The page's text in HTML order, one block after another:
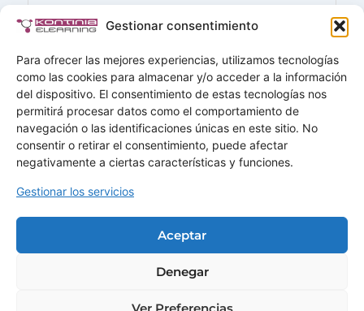
Gestionar consentimiento
Para ofrecer las mejores experiencias, utilizamos tecnologías
como las cookies para almacenar y/o acceder a la información
del dispositivo. El consentimiento de estas tecnologías nos
permitirá procesar datos como el comportamiento de
navegación o las identificaciones únicas en este sitio. No
consentir o retirar el consentimiento, puede afectar
negativamente a ciertas características y funciones.
Gestionar los servicios
Aceptar
Denegar
Ver Preferencias
en el lugar del alumno/a y crear relaciones de equilibrio y
Buscar
Buscar
Demos
Contactar